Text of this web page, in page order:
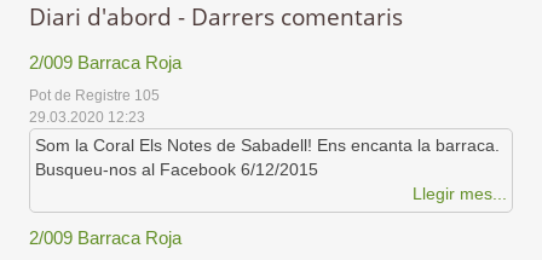
Diari d'abord - Darrers comentaris
2/009 Barraca Roja
Pot de Registre 105
29.03.2020 12:23
Som la Coral Els Notes de Sabadell! Ens encanta la barraca.
Busqueu-nos al Facebook 6/12/2015
Llegir mes...
2/009 Barraca Roja